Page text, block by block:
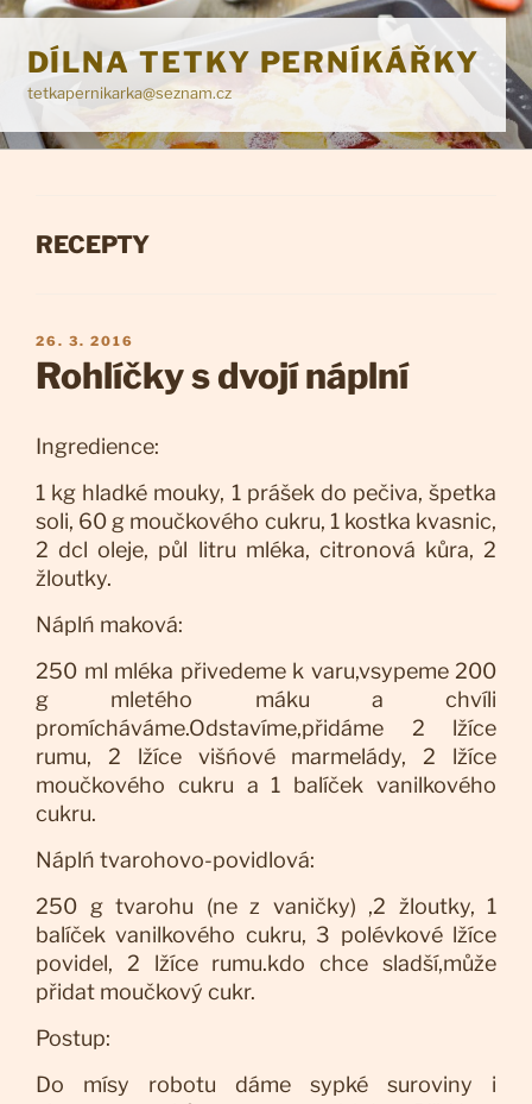
Přejít
obsahu
webu
DÍLNA TETKY PERNÍKÁŘKY
tetkapernikarka@seznam.cz
RUBRIKY
RECEPTY
PUBLIKOVÁNO
26. 3. 2016
Rohlíčky s dvojí náplní
Ingredience:
1 kg hladké mouky, 1 prášek do pečiva, špetka
soli, 60 g moučkového cukru, 1 kostka kvasnic,
2 dcl oleje, půl litru mléka, citronová kůra, 2
žloutky.
Náplń maková:
250 ml mléka přivedeme k varu,vsypeme 200
g mletého máku a chvíli
promícháváme.Odstavíme,přidáme 2 lžíce
rumu, 2 lžíce višńové marmelády, 2 lžíce
moučkového cukru a 1 balíček vanilkového
cukru.
Náplń tvarohovo-povidlová:
250 g tvarohu (ne z vaničky) ,2 žloutky, 1
balíček vanilkového cukru, 3 polévkové lžíce
povidel, 2 lžíce rumu.kdo chce sladší,může
přidat moučkový cukr.
Postup:
Do mísy robotu dáme sypké suroviny i